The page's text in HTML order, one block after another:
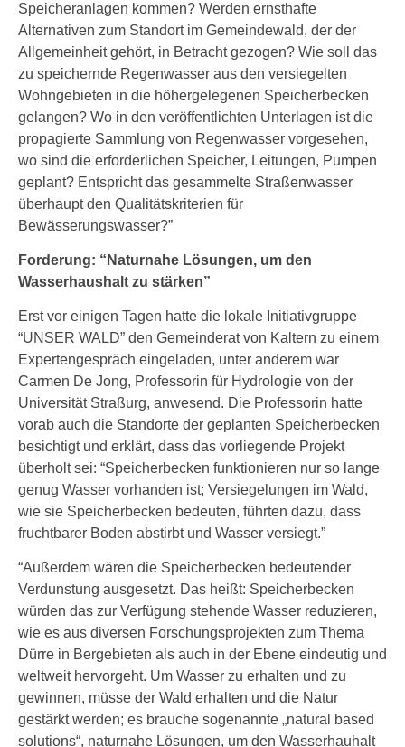
Speicheranlagen kommen? Werden ernsthafte
Alternativen zum Standort im Gemeindewald, der der
Allgemeinheit gehört, in Betracht gezogen? Wie soll das
zu speichernde Regenwasser aus den versiegelten
Wohngebieten in die höhergelegenen Speicherbecken
gelangen? Wo in den veröffentlichten Unterlagen ist die
propagierte Sammlung von Regenwasser vorgesehen,
wo sind die erforderlichen Speicher, Leitungen, Pumpen
geplant? Entspricht das gesammelte Straßenwasser
überhaupt den Qualitätskriterien für
Bewässerungswasser?”
Forderung: “Naturnahe Lösungen, um den
Wasserhaushalt zu stärken”
Erst vor einigen Tagen hatte die lokale Initiativgruppe
“UNSER WALD” den Gemeinderat von Kaltern zu einem
Expertengespräch eingeladen, unter anderem war
Carmen De Jong, Professorin für Hydrologie von der
Universität Straßurg, anwesend. Die Professorin hatte
vorab auch die Standorte der geplanten Speicherbecken
besichtigt und erklärt, dass das vorliegende Projekt
überholt sei: “Speicherbecken funktionieren nur so lange
genug Wasser vorhanden ist; Versiegelungen im Wald,
wie sie Speicherbecken bedeuten, führten dazu, dass
fruchtbarer Boden abstirbt und Wasser versiegt.”
“Außerdem wären die Speicherbecken bedeutender
Verdunstung ausgesetzt. Das heißt: Speicherbecken
würden das zur Verfügung stehende Wasser reduzieren,
wie es aus diversen Forschungsprojekten zum Thema
Dürre in Bergebieten als auch in der Ebene eindeutig und
weltweit hervorgeht. Um Wasser zu erhalten und zu
gewinnen, müsse der Wald erhalten und die Natur
gestärkt werden; es brauche sogenannte „natural based
solutions“, naturnahe Lösungen, um den Wasserhauhalt